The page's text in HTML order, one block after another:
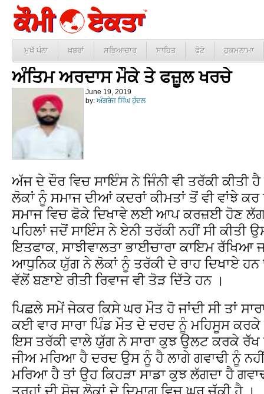
ਮੁਖੱ ਪੰਨਾ ਖ਼ਬਰਾਂ ਸਭਿਆਚਾਰ ਸਾਹਿਤ ਫੋਟੋ ਹੁਕਮਨਾਮਾ
ਅੰਤਿਮ ਅਰਦਾਸ ਮੌਕੇ ਤੇ ਫਜ਼ੂਲ ਖਰਚੇ
June 19, 2019
by: ਅੰਗਰੇਜ ਸਿੰਘ ਹੁੰਦਲ
ਅੱਜ ਦੇ ਦੌਰ ਵਿਚ ਸਾਇੰਸ ਨੇ ਜਿੰਨੀ ਵੀ ਤਰੱਕੀ ਕੀਤੀ
ਲੋਕਾਂ ਨੂੰ ਸਮਾਜ ਦੀਆਂ ਕਦਰਾਂ ਕੀਮਤਾਂ ਤੋਂ ਵੀ ਵਾਂਝੇ
ਸਮਾਜ ਵਿਚ ਫੋਕੇ ਦਿਖਾਵੇ ਲਈ ਆਪ ਕਰਜ਼ਈ ਹੋਣ
ਪਹਿਲਾਂ ਜਦੋਂ ਸਾਇੰਸ ਨੇ ਏਨੀ ਤਰੱਕੀ ਨਹੀਂ ਸੀ ਕੀਤੀ
ਇਤਫਾਕ, ਸਾਝੀਵਾਲਤਾ ਭਾਈਚਾਰਾ ਕਾਇਮ ਰੱਖਿਆ
ਆਧੁਨਿਕ ਯੁੱਗ ਨੇ ਲੋਕਾਂ ਨੂੰ ਤਰੱਕੀ ਦੇ ਰਾਹ ਦਿਖਾਏ
ਵੱਲੋਂ ਬਣਾਏ ਰੀਤੀ ਰਿਵਾਜ ਵੀ ਤੋੜ ਦਿੱਤੇ ਹਨ ।
ਪਿਛਲੇ ਸਮੇਂ ਜੇਕਰ ਕਿਸੇ ਘਰ ਮੌਤ ਹੋ ਜਾਂਦੀ ਸੀ ਤਾਂ
ਕਈ ਵਾਰ ਸਾਰਾ ਪਿੰਡ ਮੌਤ ਦੇ ਦਰਦ ਨੂੰ ਮਹਿਸੂਸ
ਇਸ ਤਰੱਕੀ ਵਾਲੇ ਯੁੱਗ ਨੇ ਸਾਰਾ ਕੁਝ ਉਲਟ ਕਰਕੇ ਰੱੱਖ
ਜੀਅ ਮਰਿਆ ਹੈ ਦਰਦ ਉਸ ਨੂੰ ਹੈ ਲਾਗੇ ਗਵਾਢੀ ਨੂੰ
ਮਰਿਆ ਹੈ ਤਾਂ ਉਹ ਕਿਹੜਾ ਸਾਡਾ ਕੁਝ ਲੱਗਦਾ ਹੈ